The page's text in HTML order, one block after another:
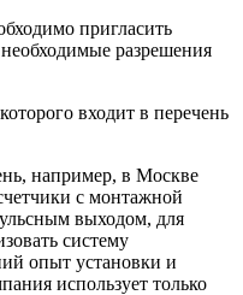
пригласить
разрешения
входит в перечень
например, в Москве
с монтажной
выходом, для
систему
опыт установки и
использует только